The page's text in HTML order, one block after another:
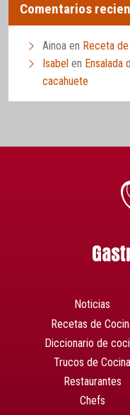
Comentarios
Ainoa en Receta
Isabel en Ensalada
cacahuete
Noticias
Recetas de
Diccionario de
Trucos de Cocina
Restaurantes
Chefs